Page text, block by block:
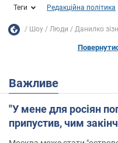
Теги Редакційна політика
Шоу Люди Данилко
Важливе
"У мене для росіян
припустив, чим